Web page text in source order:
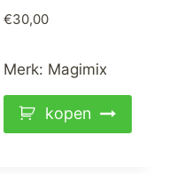
€30,00
Merk: Magimix
kopen